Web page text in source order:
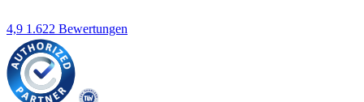
4,9 1.622 Bewertungen